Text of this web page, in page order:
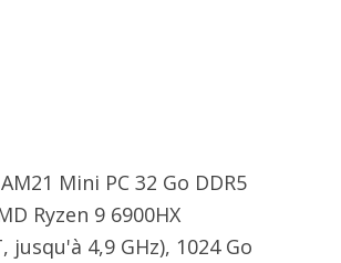
Mini PC 32 Go DDR5
Ryzen 9 6900HX
jusqu'à 4,9 GHz), 1024 Go